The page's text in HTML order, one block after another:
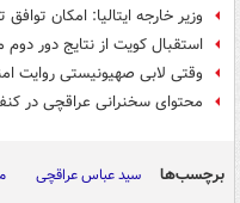
وزیر خارجه ایتالیا: امکان
استقبال کویت از نتایج دور دوم
وقتی لابی صهیونیستی روایت
محتوای سخنرانی عراقچی در
برچسب‌ها سید عباس عراقچی